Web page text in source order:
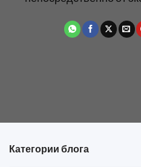
Категории блога